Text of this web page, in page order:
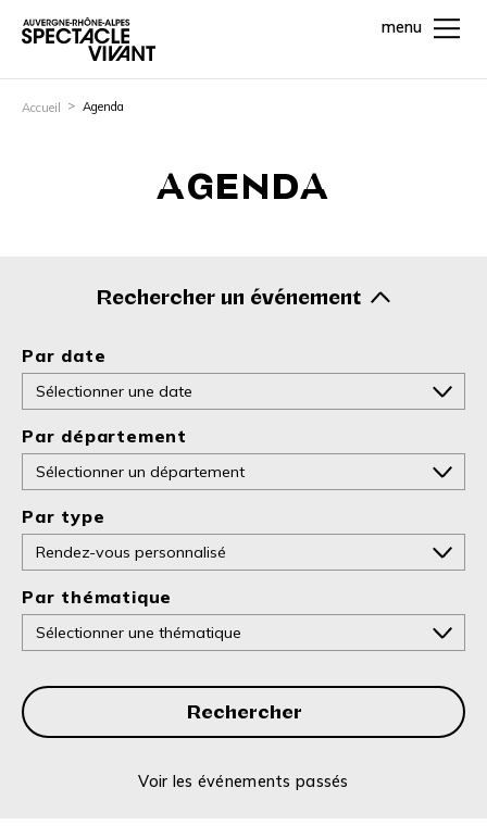
menu
Accueil Agenda
AGENDA
Rechercher un événement
Par date
Par département
Par type
Par thématique
Rechercher
Voir les événements passés